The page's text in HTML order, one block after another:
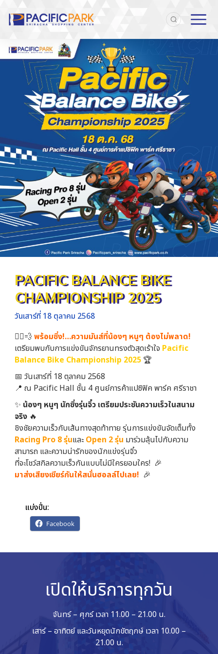
PACIFIC BALANCE BIKE
CHAMPIONSHIP 2025
วันเสาร์ที่ 18 ตุลาคม 2568
🚴‍♂️💨 พร้อมซิ่ง!…ความมันส์ที่น้องๆ หนูๆ ต้องไม่พลาด!
เตรียมพบกับการแข่งขันจักรยานทรงตัวสุดเร้าใจ Pacific
Balance Bike Championship 2025 🏆
📅 วันเสาร์ที่ 18 ตุลาคม 2568
📍 ณ Pacific Hall ชั้น 4 ศูนย์การค้าแปซิฟิค พาร์ค ศรีราชา
✨ น้องๆ หนูๆ นักซิ่งรุ่นจิ๋ว เตรียมประชันความเร็วในสนาม
จริง 🔥
ชิงชัยความเร็วกับเส้นทางสุดท้าทาย รุ่นการแข่งขันจัดเต็มทั้ง
Racing Pro 8 รุ่นและOpen 2 รุ่น มาร่วมลุ้นไปกับความ
สามารถ และความน่ารักของนักแข่งรุ่นจิ๋ว
ที่จะโชว์สกิลความเร็วกันแบบไม่มีใครยอมใคร! 🎉
มาส่งเสียงเชียร์กันให้สนั่นฮอลล์ไปเลย! 🎉
แบ่งปั่น:
Facebook
เปิดให้บริการทุกวัน
จันทร์ – ศุกร์ เวลา 11.00 – 21.00 น.
เสาร์ – อาทิตย์ และวันหยุดนักขัตฤกษ์ เวลา 10.00 –
21.00 น.